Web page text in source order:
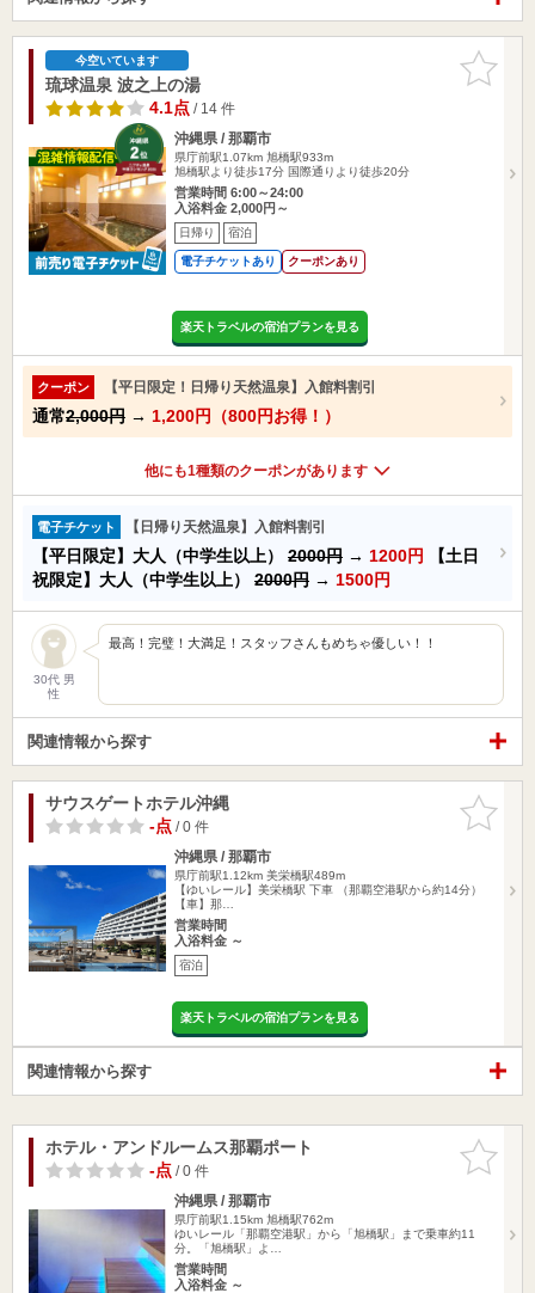
お気に入
りに追加
今空いています
琉球温泉 波之上の湯
4.1点/ 14 件
沖縄県 / 那覇市
県庁前駅1.07km 旭橋駅933m
旭橋駅より徒歩17分 国際通りより徒歩20分
営業時間 6:00～24:00
入浴料金 2,000円～
日帰り 宿泊
電子チケットあり クーポンあり
楽天トラベルの宿泊プランを見る
クーポン 【平日限定！日帰り天然温泉】入館料割引
通常2,000円 → 1,200円（800円お得！）
他にも1種類のクーポンがあります
電子チケット 【日帰り天然温泉】入館料割引
【平日限定】大人（中学生以上） 2000円 → 1200円
【土日
祝限定】大人（中学生以上） 2000円 → 1500円
30代 男
性
最高！完璧！大満足！スタッフさんもめちゃ優しい！！
関連情報から探す
お気に入
りに追加
サウスゲートホテル沖縄
-点/ 0 件
沖縄県 / 那覇市
県庁前駅1.12km 美栄橋駅489m
【ゆいレール】美栄橋駅 下車 （那覇空港駅から約14分）
【車】那…
営業時間
入浴料金 ～
宿泊
楽天トラベルの宿泊プランを見る
関連情報から探す
お気に入
りに追加
ホテル・アンドルームス那覇ポート
-点/ 0 件
沖縄県 / 那覇市
県庁前駅1.15km 旭橋駅762m
ゆいレール「那覇空港駅」から「旭橋駅」まで乗車約11
分。「旭橋駅」よ…
営業時間
入浴料金 ～